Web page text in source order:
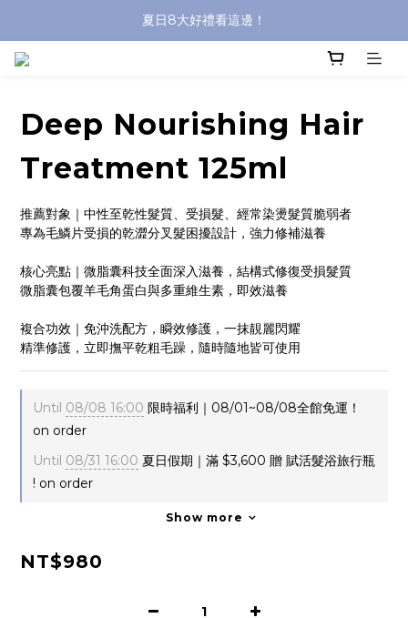
沐浴油單品限時9折！
夏日8大好禮看這邊！
Deep Nourishing Hair
Treatment 125ml
推薦對象｜中性至乾性髮質、受損髮、經常染燙髮質脆弱者
專為毛鱗片受損的乾澀分叉髮困擾設計，強力修補滋養
核心亮點｜微脂囊科技全面深入滋養，結構式修復受損髮質
微脂囊包覆羊毛角蛋白與多重維生素，即效滋養
複合功效｜免沖洗配方，瞬效修護，一抹靚麗閃耀
精準修護，立即撫平乾粗毛躁，隨時隨地皆可使用
Until 08/08 16:00 限時福利｜08/01~08/08全館免運！
on order
Until 08/31 16:00 夏日假期｜滿 $3,600 贈 賦活髮浴旅行瓶
! on order
Show more
NT$980